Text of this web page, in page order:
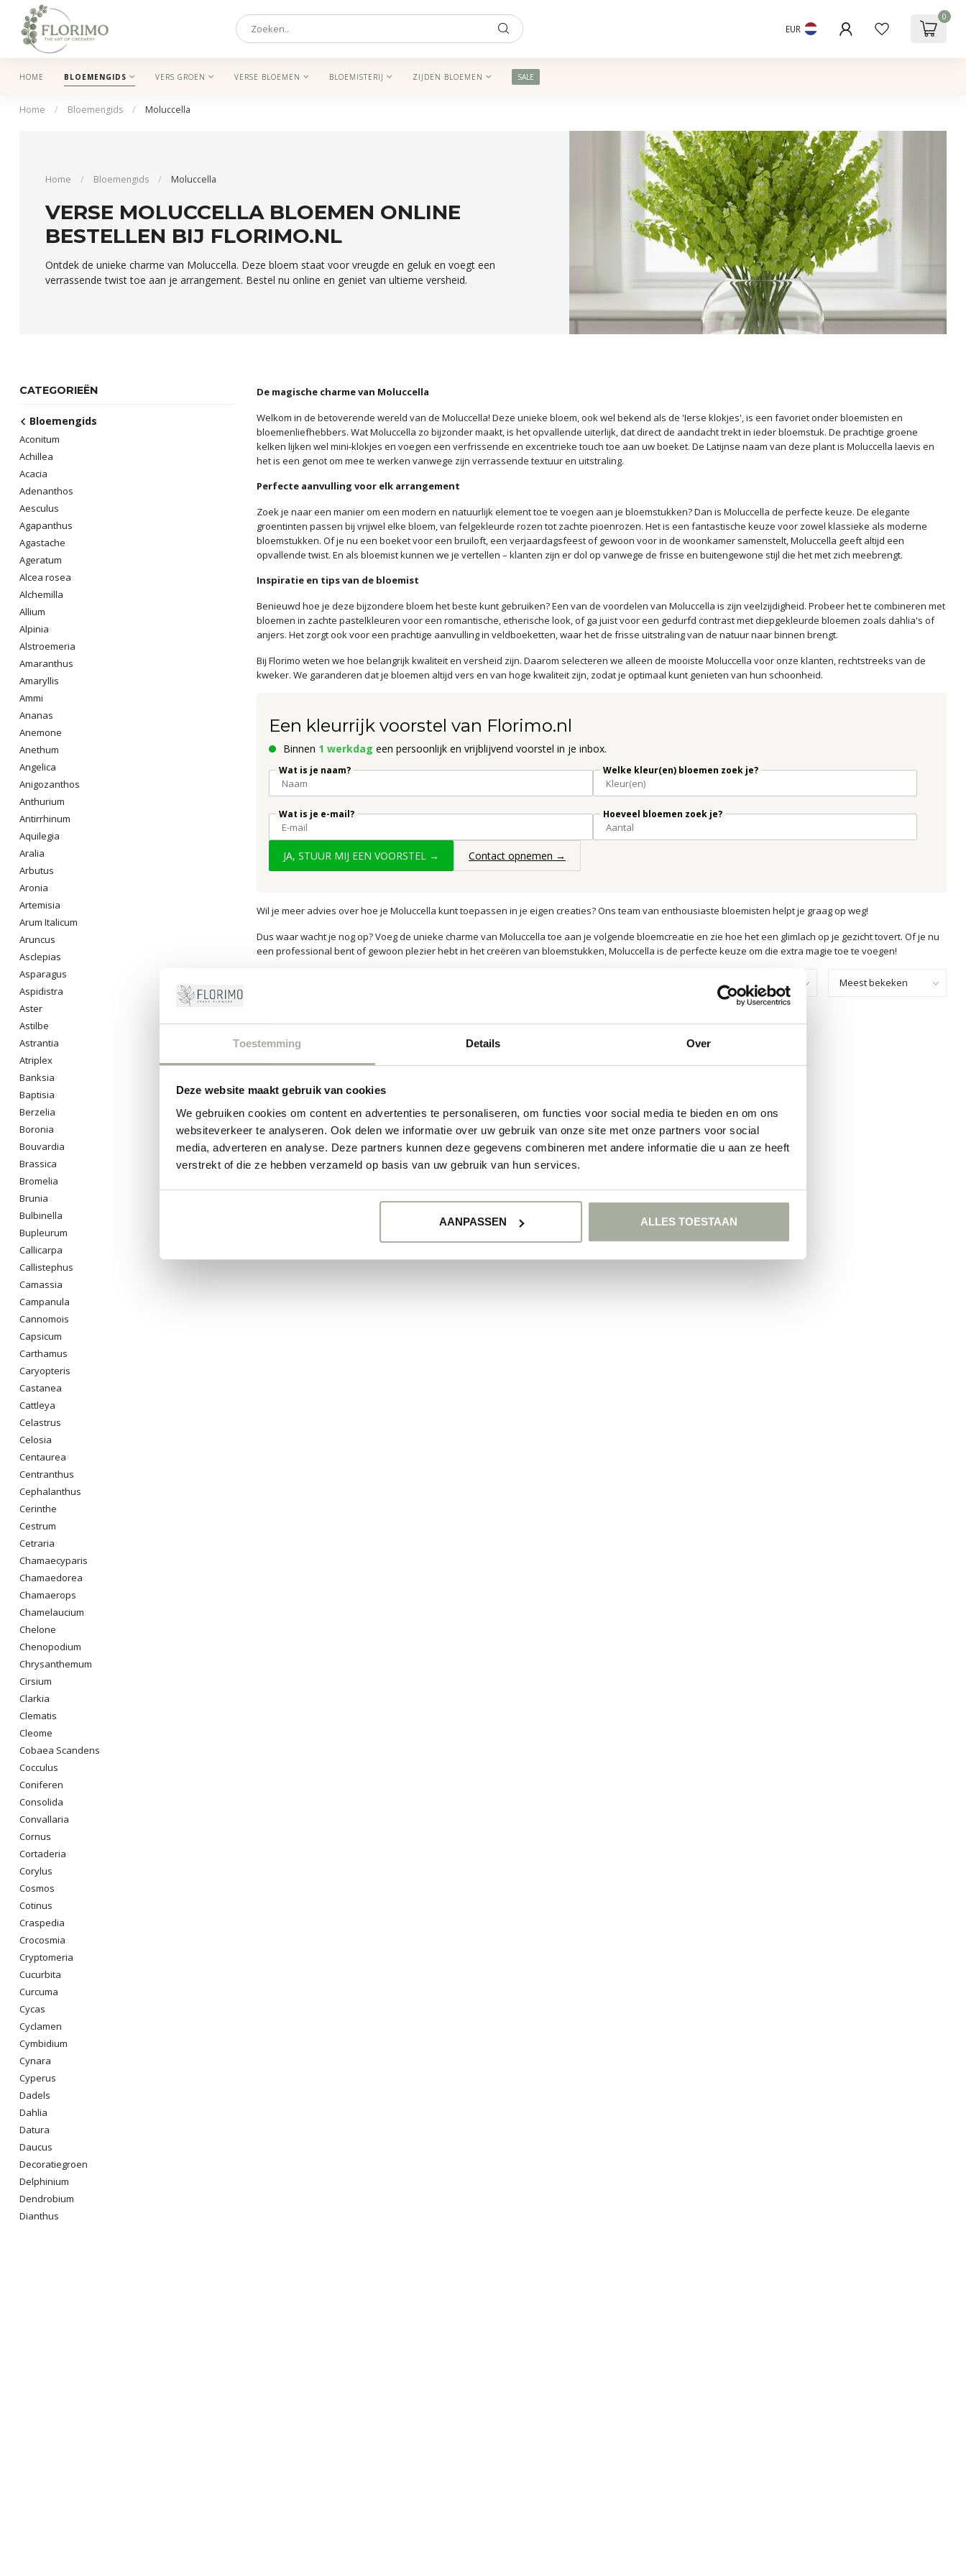
Toestemming Details Over
Deze website maakt gebruik van cookies
We gebruiken cookies om content en advertenties te personaliseren, om functies voor social media te bieden en om ons
websiteverkeer te analyseren. Ook delen we informatie over uw gebruik van onze site met onze partners voor social
media, adverteren en analyse. Deze partners kunnen deze gegevens combineren met andere informatie die u aan ze heeft
verstrekt of die ze hebben verzameld op basis van uw gebruik van hun services.
AANPASSEN ALLES TOESTAAN
EUR
0
HOME BLOEMENGIDS VERS GROEN VERSE BLOEMEN BLOEMISTERIJ ZIJDEN BLOEMEN SALE
Home / Bloemengids / Moluccella
Home / Bloemengids / Moluccella
VERSE MOLUCCELLA BLOEMEN ONLINE
BESTELLEN BIJ FLORIMO.NL
Ontdek de unieke charme van Moluccella. Deze bloem staat voor vreugde en geluk en voegt een
verrassende twist toe aan je arrangement. Bestel nu online en geniet van ultieme versheid.
CATEGORIEËN
Bloemengids
Aconitum
Achillea
Acacia
Adenanthos
Aesculus
Agapanthus
Agastache
Ageratum
Alcea rosea
Alchemilla
Allium
Alpinia
Alstroemeria
Amaranthus
Amaryllis
Ammi
Ananas
Anemone
Anethum
Angelica
Anigozanthos
Anthurium
Antirrhinum
Aquilegia
Aralia
Arbutus
Aronia
Artemisia
Arum Italicum
Aruncus
Asclepias
Asparagus
Aspidistra
Aster
Astilbe
Astrantia
Atriplex
Banksia
Baptisia
Berzelia
Boronia
Bouvardia
Brassica
Bromelia
Brunia
Bulbinella
Bupleurum
Callicarpa
Callistephus
Camassia
Campanula
Cannomois
Capsicum
Carthamus
Caryopteris
Castanea
Cattleya
Celastrus
Celosia
Centaurea
Centranthus
Cephalanthus
Cerinthe
Cestrum
Cetraria
Chamaecyparis
Chamaedorea
Chamaerops
Chamelaucium
Chelone
Chenopodium
Chrysanthemum
Cirsium
Clarkia
Clematis
Cleome
Cobaea Scandens
Cocculus
Coniferen
Consolida
Convallaria
Cornus
Cortaderia
Corylus
Cosmos
Cotinus
Craspedia
Crocosmia
Cryptomeria
Cucurbita
Curcuma
Cycas
Cyclamen
Cymbidium
Cynara
Cyperus
Dadels
Dahlia
Datura
Daucus
Decoratiegroen
Delphinium
Dendrobium
Dianthus
De magische charme van Moluccella
Welkom in de betoverende wereld van de Moluccella! Deze unieke bloem, ook wel bekend als de 'Ierse klokjes', is een favoriet onder bloemisten en
bloemenliefhebbers. Wat Moluccella zo bijzonder maakt, is het opvallende uiterlijk, dat direct de aandacht trekt in ieder bloemstuk. De prachtige groene
kelken lijken wel mini-klokjes en voegen een verfrissende en excentrieke touch toe aan uw boeket. De Latijnse naam van deze plant is Moluccella laevis en
het is een genot om mee te werken vanwege zijn verrassende textuur en uitstraling.
Perfecte aanvulling voor elk arrangement
Zoek je naar een manier om een modern en natuurlijk element toe te voegen aan je bloemstukken? Dan is Moluccella de perfecte keuze. De elegante
groentinten passen bij vrijwel elke bloem, van felgekleurde rozen tot zachte pioenrozen. Het is een fantastische keuze voor zowel klassieke als moderne
bloemstukken. Of je nu een boeket voor een bruiloft, een verjaardagsfeest of gewoon voor in de woonkamer samenstelt, Moluccella geeft altijd een
opvallende twist. En als bloemist kunnen we je vertellen – klanten zijn er dol op vanwege de frisse en buitengewone stijl die het met zich meebrengt.
Inspiratie en tips van de bloemist
Benieuwd hoe je deze bijzondere bloem het beste kunt gebruiken? Een van de voordelen van Moluccella is zijn veelzijdigheid. Probeer het te combineren met
bloemen in zachte pastelkleuren voor een romantische, etherische look, of ga juist voor een gedurfd contrast met diepgekleurde bloemen zoals dahlia's of
anjers. Het zorgt ook voor een prachtige aanvulling in veldboeketten, waar het de frisse uitstraling van de natuur naar binnen brengt.
Bij Florimo weten we hoe belangrijk kwaliteit en versheid zijn. Daarom selecteren we alleen de mooiste Moluccella voor onze klanten, rechtstreeks van de
kweker. We garanderen dat je bloemen altijd vers en van hoge kwaliteit zijn, zodat je optimaal kunt genieten van hun schoonheid.
Een kleurrijk voorstel van Florimo.nl
Binnen 1 werkdag een persoonlijk en vrijblijvend voorstel in je inbox.
Wat is je naam?
Wat is je e-mail?
Welke kleur(en) bloemen zoek je?
Hoeveel bloemen zoek je?
JA, STUUR MIJ EEN VOORSTEL → Contact opnemen →
Wil je meer advies over hoe je Moluccella kunt toepassen in je eigen creaties? Ons team van enthousiaste bloemisten helpt je graag op weg!
Dus waar wacht je nog op? Voeg de unieke charme van Moluccella toe aan je volgende bloemcreatie en zie hoe het een glimlach op je gezicht tovert. Of je nu
een professional bent of gewoon plezier hebt in het creëren van bloemstukken, Moluccella is de perfecte keuze om die extra magie toe te voegen!
Toon:
GEEN PRODUCTEN GEVONDEN!